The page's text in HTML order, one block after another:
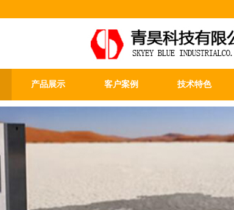
产品展示 客户案例 技术特色